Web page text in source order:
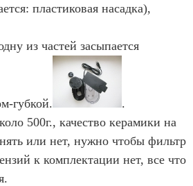
пластиковая насадка),
из частей засыпается
губкой.
.
500г., качество керамики на
или нет, нужно чтобы фильтр
к комплектации нет, все что